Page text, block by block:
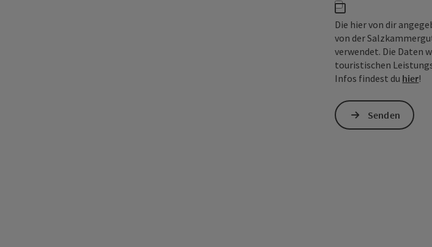
Die hier von dir
von der
verwendet. Die Daten
touristischen
Infos findest du hier!
Senden